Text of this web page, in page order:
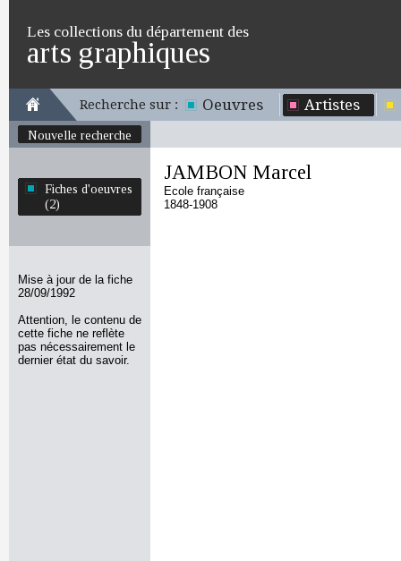
Les collections du département des
arts graphiques
Recherche sur : Oeuvres Artistes
Nouvelle recherche
Fiches d'oeuvres
(2)
Mise à jour de la fiche
28/09/1992
Attention, le contenu de
cette fiche ne reflète
pas nécessairement le
dernier état du savoir.
JAMBON Marcel
Ecole française
1848-1908